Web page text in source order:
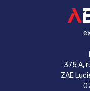
375 A,
ZAE